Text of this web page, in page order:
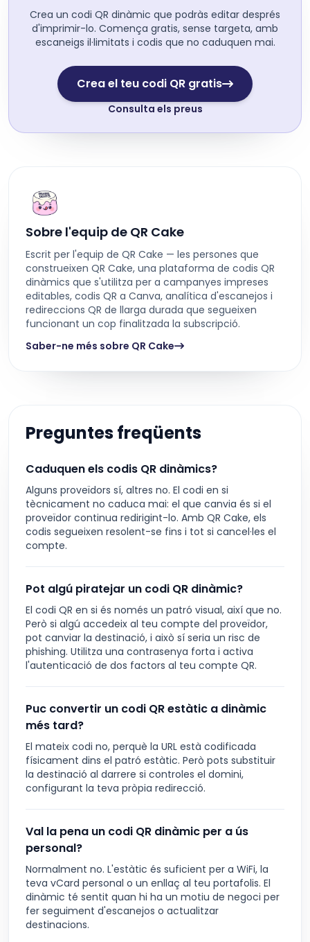
Crea un codi QR dinàmic que podràs editar després
d'imprimir-lo. Comença gratis, sense targeta, amb
escaneigs il·limitats i codis que no caduquen mai.
Crea el teu codi QR gratis
Consulta els preus
Sobre l'equip de QR Cake
Escrit per l'equip de QR Cake — les persones que
construeixen QR Cake, una plataforma de codis QR
dinàmics que s'utilitza per a campanyes impreses
editables, codis QR a Canva, analítica d'escanejos i
redireccions QR de llarga durada que segueixen
funcionant un cop finalitzada la subscripció.
Saber-ne més sobre QR Cake
Preguntes freqüents
Caduquen els codis QR dinàmics?
Alguns proveïdors sí, altres no. El codi en si
tècnicament no caduca mai: el que canvia és si el
proveïdor continua redirigint-lo. Amb QR Cake, els
codis segueixen resolent-se fins i tot si cancel·les el
compte.
Pot algú piratejar un codi QR dinàmic?
El codi QR en si és només un patró visual, així que no.
Però si algú accedeix al teu compte del proveïdor,
pot canviar la destinació, i això sí seria un risc de
phishing. Utilitza una contrasenya forta i activa
l'autenticació de dos factors al teu compte QR.
Puc convertir un codi QR estàtic a dinàmic
més tard?
El mateix codi no, perquè la URL està codificada
físicament dins el patró estàtic. Però pots substituir
la destinació al darrere si controles el domini,
configurant la teva pròpia redirecció.
Val la pena un codi QR dinàmic per a ús
personal?
Normalment no. L'estàtic és suficient per a WiFi, la
teva vCard personal o un enllaç al teu portafolis. El
dinàmic té sentit quan hi ha un motiu de negoci per
fer seguiment d'escanejos o actualitzar
destinacions.